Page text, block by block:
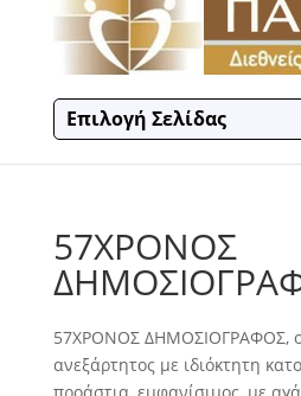
Επιλογή Σελίδας
57ΧΡΟΝΟΣ
57ΧΡΟΝΟΣ ΔΗΜΟΣΙΟΓΡΑΦΟΣ,
ανεξάρτητος με ιδιόκτητη